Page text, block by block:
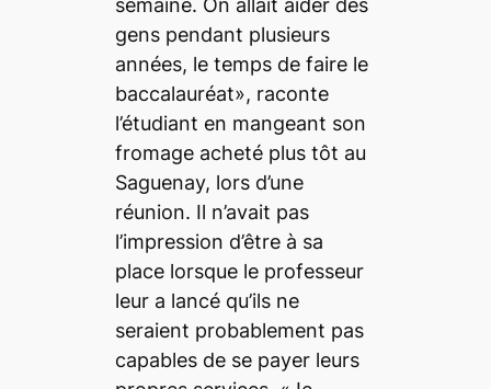
semaine. On allait aider des
gens pendant plusieurs
années, le temps de faire le
baccalauréat», raconte
l’étudiant en mangeant son
fromage acheté plus tôt au
Saguenay, lors d’une
réunion. Il n’avait pas
l’impression d’être à sa
place lorsque le professeur
leur a lancé qu’ils ne
seraient probablement pas
capables de se payer leurs